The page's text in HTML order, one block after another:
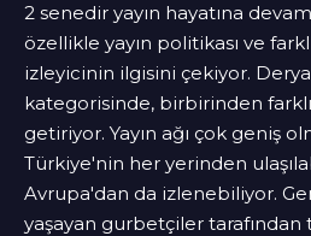
2 senedir yayın hayatına
özellikle yayın politikası ve
izleyicinin ilgisini çekiyor.
kategorisinde, birbirinden
getiriyor. Yayın ağı çok geniş
Türkiye'nin her yerinden
Avrupa'dan da izlenebiliyor.
yaşayan gurbetçiler